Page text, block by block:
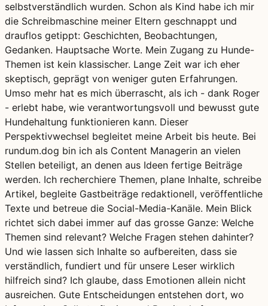
selbstverständlich wurden. Schon als Kind habe ich mir
die Schreibmaschine meiner Eltern geschnappt und
drauflos getippt: Geschichten, Beobachtungen,
Gedanken. Hauptsache Worte. Mein Zugang zu Hunde-
Themen ist kein klassischer. Lange Zeit war ich eher
skeptisch, geprägt von weniger guten Erfahrungen.
Umso mehr hat es mich überrascht, als ich - dank Roger
- erlebt habe, wie verantwortungsvoll und bewusst gute
Hundehaltung funktionieren kann. Dieser
Perspektivwechsel begleitet meine Arbeit bis heute. Bei
rundum.dog bin ich als Content Managerin an vielen
Stellen beteiligt, an denen aus Ideen fertige Beiträge
werden. Ich recherchiere Themen, plane Inhalte, schreibe
Artikel, begleite Gastbeiträge redaktionell, veröffentliche
Texte und betreue die Social-Media-Kanäle. Mein Blick
richtet sich dabei immer auf das grosse Ganze: Welche
Themen sind relevant? Welche Fragen stehen dahinter?
Und wie lassen sich Inhalte so aufbereiten, dass sie
verständlich, fundiert und für unsere Leser wirklich
hilfreich sind? Ich glaube, dass Emotionen allein nicht
ausreichen. Gute Entscheidungen entstehen dort, wo